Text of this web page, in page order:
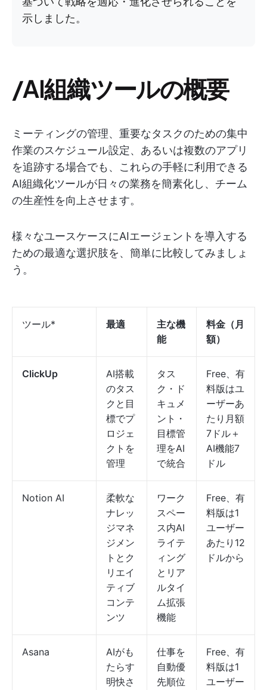
示しました。
/AI組織ツールの概要
ミーティングの管理、重要なタスクのための集中
作業のスケジュール設定、あるいは複数のアプリ
を追跡する場合でも、これらの手軽に利用できる
AI組織化ツールが日々の業務を簡素化し、チーム
の生産性を向上させます。
様々なユースケースにAIエージェントを導入する
ための最適な選択肢を、簡単に比較してみましょ
う。
ツール* 最適
主な機
能
料金（月
額）
ClickUp
AI搭載
のタス
クと目
標でプ
ロジェ
クトを
管理
タス
ク・ド
キュメ
ント・
目標管
理をAI
で統合
Free、有
料版はユ
ーザーあ
たり月額
7ドル＋
AI機能7
ドル
Notion AI
柔軟な
ナレッ
ジマネ
ジメン
トとク
リエイ
ティブ
コンテ
ンツ
ワーク
スペー
ス内AI
ライテ
ィング
とリア
ルタイ
ム拡張
機能
Free、有
料版は1
ユーザー
あたり12
ドルから
Asana
AIがも
たらす
明快さ
仕事を
自動優
先順位
Free、有
料版は1
ユーザー